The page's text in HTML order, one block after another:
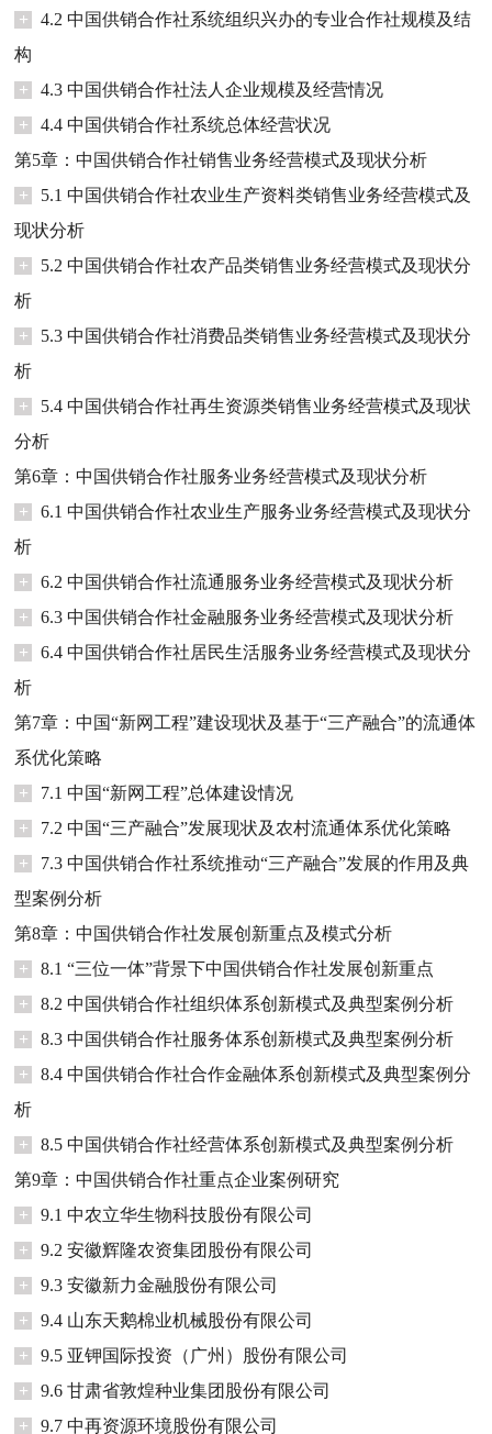
+
4.2 中国供销合作社系统组织兴办的专业合作社规模及结
构
+
4.3 中国供销合作社法人企业规模及经营情况
+
4.4 中国供销合作社系统总体经营状况
第5章：中国供销合作社销售业务经营模式及现状分析
+
5.1 中国供销合作社农业生产资料类销售业务经营模式及
现状分析
+
5.2 中国供销合作社农产品类销售业务经营模式及现状分
析
+
5.3 中国供销合作社消费品类销售业务经营模式及现状分
析
+
5.4 中国供销合作社再生资源类销售业务经营模式及现状
分析
第6章：中国供销合作社服务业务经营模式及现状分析
+
6.1 中国供销合作社农业生产服务业务经营模式及现状分
析
+
6.2 中国供销合作社流通服务业务经营模式及现状分析
+
6.3 中国供销合作社金融服务业务经营模式及现状分析
+
6.4 中国供销合作社居民生活服务业务经营模式及现状分
析
第7章：中国“新网工程”建设现状及基于“三产融合”的流通体
系优化策略
+
7.1 中国“新网工程”总体建设情况
+
7.2 中国“三产融合”发展现状及农村流通体系优化策略
+
7.3 中国供销合作社系统推动“三产融合”发展的作用及典
型案例分析
第8章：中国供销合作社发展创新重点及模式分析
+
8.1 “三位一体”背景下中国供销合作社发展创新重点
+
8.2 中国供销合作社组织体系创新模式及典型案例分析
+
8.3 中国供销合作社服务体系创新模式及典型案例分析
+
8.4 中国供销合作社合作金融体系创新模式及典型案例分
析
+
8.5 中国供销合作社经营体系创新模式及典型案例分析
第9章：中国供销合作社重点企业案例研究
+
9.1 中农立华生物科技股份有限公司
+
9.2 安徽辉隆农资集团股份有限公司
+
9.3 安徽新力金融股份有限公司
+
9.4 山东天鹅棉业机械股份有限公司
+
9.5 亚钾国际投资（广州）股份有限公司
+
9.6 甘肃省敦煌种业集团股份有限公司
+
9.7 中再资源环境股份有限公司